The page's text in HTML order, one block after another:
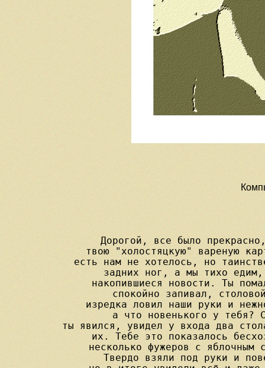
Дорогой, все было
твою "холостяцкую" вареную
есть нам не хотелось, но
задних ног, а мы тихо едим,
накопившиеся новости. Ты
спокойно запивал,
изредка ловил наши руки и
а что новенького у тебя?
ты явился, увидел у входа два
их. Тебе это показалось
несколько фужеров с
Твердо взяли под руки и